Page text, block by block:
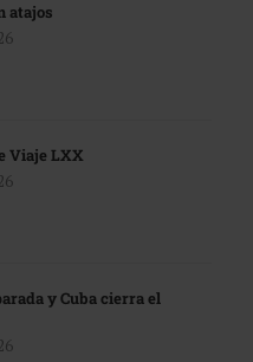
atajos
Viaje LXX
y Cuba cierra el